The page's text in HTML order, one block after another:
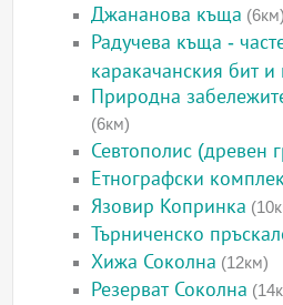
Джананова къща (6км)
Радучева къща -
каракачанския бит и
Природна
(6км)
Севтополис (древен
Етнографски
Язовир Копринка
Търниченско
Хижа Соколна (12км)
Резерват Соколна